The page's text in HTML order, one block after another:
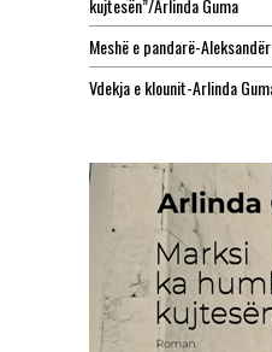
kujtesën”/Arlinda Guma
Meshë e pandarë-
Vdekja e klounit-Arlinda